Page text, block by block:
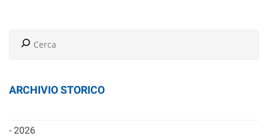
ARCHIVIO STORICO
2026